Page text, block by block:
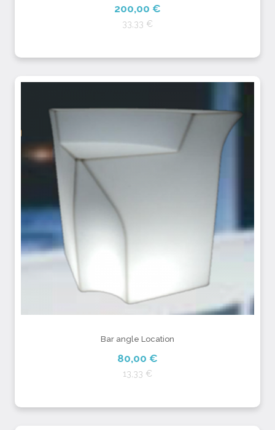
200,00 €
33,33 €
Bar angle Location
80,00 €
13,33 €